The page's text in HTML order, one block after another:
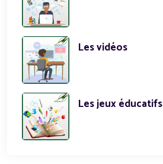
Les vidéos
Les jeux éducatifs